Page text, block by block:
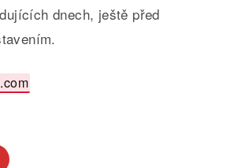
dnech, ještě před